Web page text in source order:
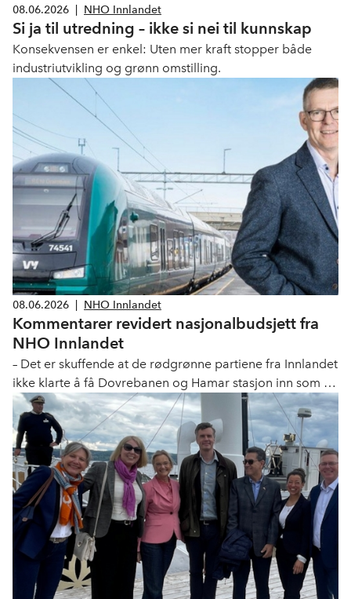
08.06.2026 NHO Innlandet
Si ja til utredning – ikke si nei til kunnskap
Konsekvensen er enkel: Uten mer kraft stopper både
industriutvikling og grønn omstilling.
08.06.2026 NHO Innlandet
Kommentarer revidert nasjonalbudsjett fra
NHO Innlandet
– Det er skuffende at de rødgrønne partiene fra Innlandet
ikke klarte å få Dovrebanen og Hamar stasjon inn som en
merknad i revidert nasjonalbudsjett, sier Jon Kristiansen.